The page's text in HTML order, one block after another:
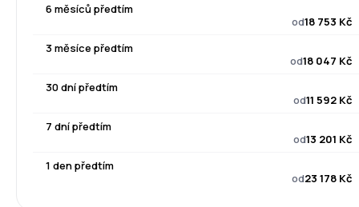
6 měsíců předtím
od18 753 Kč
3 měsíce předtím
od18 047 Kč
30 dní předtím
od11 592 Kč
7 dní předtím
od13 201 Kč
1 den předtím
od23 178 Kč